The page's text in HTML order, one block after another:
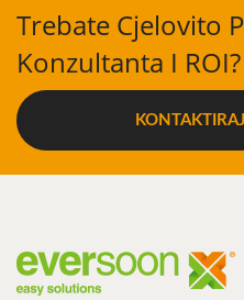
Trebate Cjelovito
Konzultanta I ROI?